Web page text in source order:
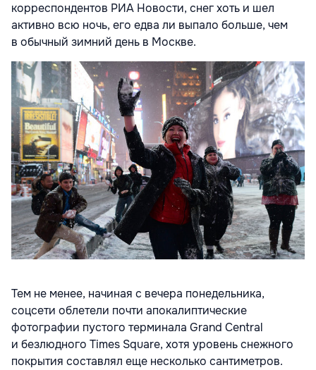
корреспондентов РИА Новости, снег хоть и шел
активно всю ночь, его едва ли выпало больше, чем
в обычный зимний день в Москве.
Тем не менее, начиная с вечера понедельника,
соцсети облетели почти апокалиптические
фотографии пустого терминала Grand Central
и безлюдного Times Square, хотя уровень снежного
покрытия составлял еще несколько сантиметров.